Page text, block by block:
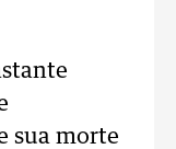
sua morte